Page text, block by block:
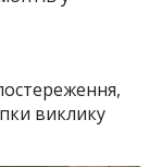
виклику